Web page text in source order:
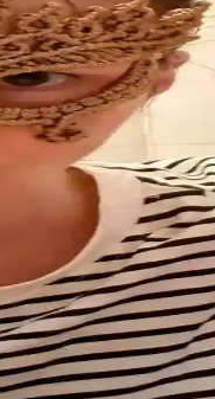
kurumsal alanda
ve hediye değeriyle
dayanıklılık ve
astar